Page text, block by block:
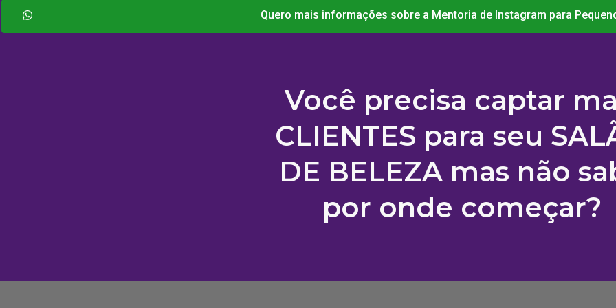
Você precisa captar
CLIENTES para seu
DE BELEZA mas não
por onde começar?
Quero mais informações sobre a Mentoria de Instagram para